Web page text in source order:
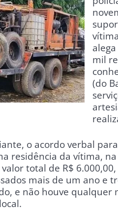
mil
(do
o acordo verbal
residência da vítima,
total de R$
mais de um ano e
e não houve qualquer